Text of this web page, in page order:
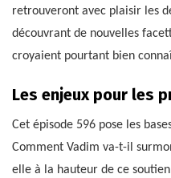
retrouveront avec plaisir les
découvrant de nouvelles
croyaient pourtant bien
Les enjeux pour les
Cet épisode 596 pose les
Comment Vadim va-t-il
elle à la hauteur de ce